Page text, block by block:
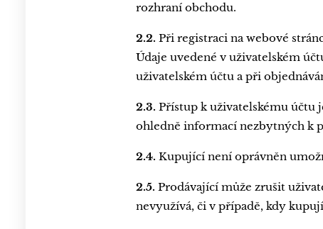
rozhraní obchodu.
2.2. Při registraci na webové
Údaje uvedené v uživatelském
uživatelském účtu a při
2.3. Přístup k uživatelskému účtu
ohledně informací nezbytných k
2.4. Kupující není oprávněn
2.5. Prodávající může zrušit
nevyužívá, či v případě, kdy